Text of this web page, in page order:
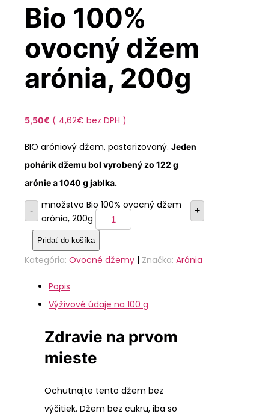
Bio 100%
ovocný džem
arónia, 200g
5,50€ ( 4,62€ bez DPH )
BIO aróniový džem, pasterizovaný. Jeden
pohárik džemu bol vyrobený zo 122 g
arónie a 1040 g jablka.
-
množstvo Bio 100% ovocný džem
arónia, 200g
+
Pridať do košíka
Kategória: Ovocné džemy | Značka: Arónia
Popis
Výživové údaje na 100 g
Zdravie na prvom
mieste
Ochutnajte tento džem bez
výčitiek. Džem bez cukru, iba so